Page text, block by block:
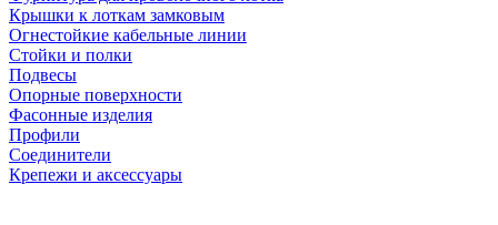
Крышки к лоткам замковым
Огнестойкие кабельные линии
Стойки и полки
Подвесы
Опорные поверхности
Фасонные изделия
Профили
Соединители
Крепежи и аксессуары